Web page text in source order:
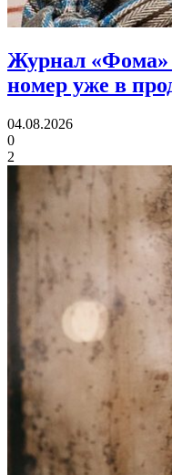
Журнал «Фома»
номер уже в
04.08.2026
0
2